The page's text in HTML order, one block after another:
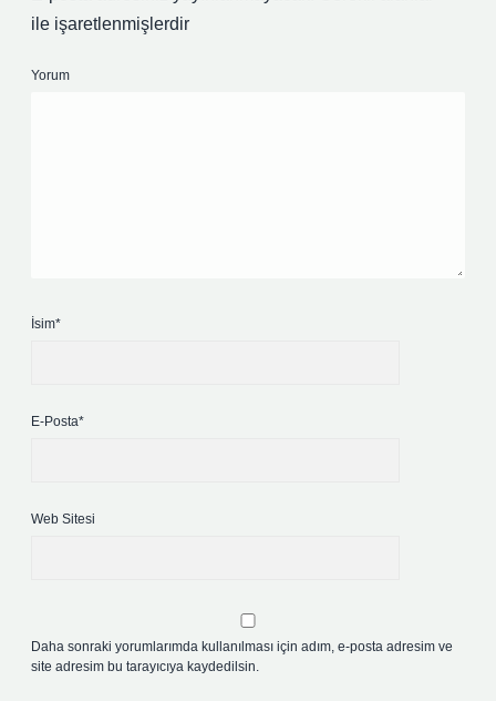
ile işaretlenmişlerdir
Yorum
İsim*
E-Posta*
Web Sitesi
Daha sonraki yorumlarımda kullanılması için adım, e-posta adresim ve
site adresim bu tarayıcıya kaydedilsin.